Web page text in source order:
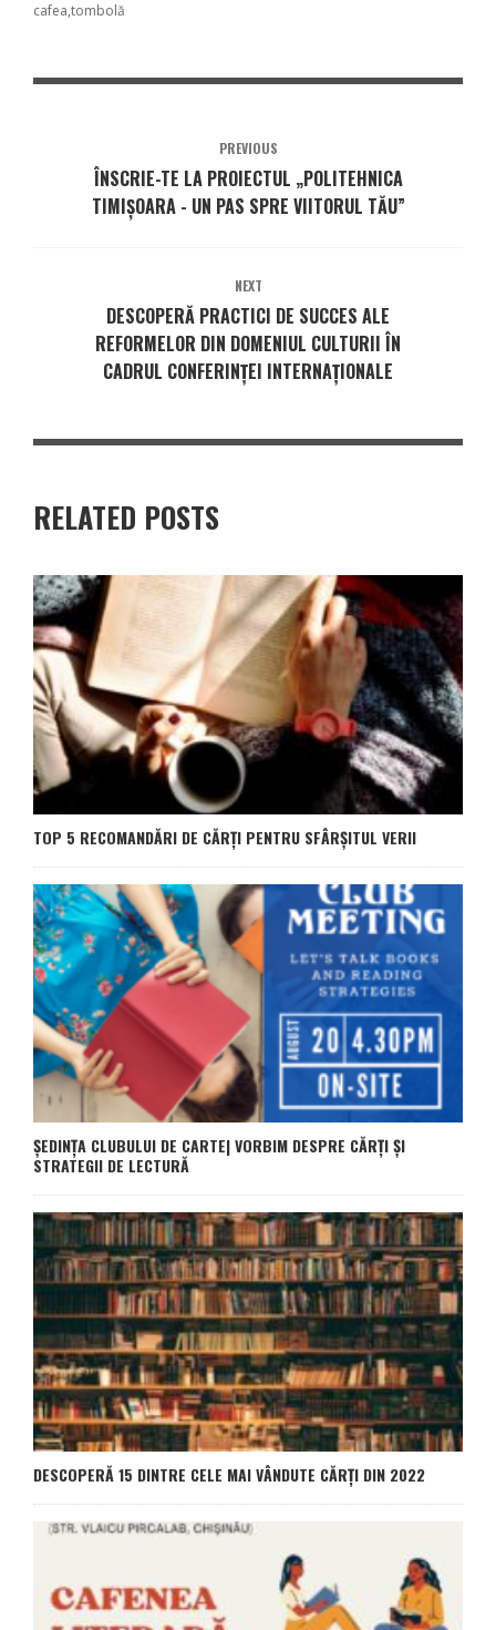
cafea tombolă
PREVIOUS
ÎNSCRIE-TE LA PROIECTUL „POLITEHNICA
TIMIȘOARA - UN PAS SPRE VIITORUL TĂU”
NEXT
DESCOPERĂ PRACTICI DE SUCCES ALE
REFORMELOR DIN DOMENIUL CULTURII ÎN
CADRUL CONFERINȚEI INTERNAȚIONALE
RELATED POSTS
TOP 5 RECOMANDĂRI DE CĂRȚI PENTRU SFÂRȘITUL VERII
ȘEDINȚA CLUBULUI DE CARTE| VORBIM DESPRE CĂRȚI ȘI
STRATEGII DE LECTURĂ
DESCOPERĂ 15 DINTRE CELE MAI VÂNDUTE CĂRȚI DIN 2022